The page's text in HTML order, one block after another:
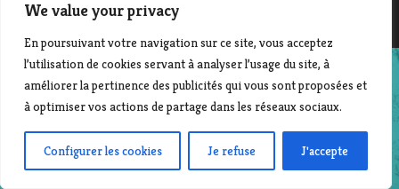
We value your privacy
En poursuivant votre navigation sur ce site, vous acceptez
l’utilisation de cookies servant à analyser l’usage du site, à
améliorer la pertinence des publicités qui vous sont proposées et
à optimiser vos actions de partage dans les réseaux sociaux.
Configurer les cookies Je refuse J'accepte
| Création & développement : Corinne Morvan
www.pro-file-design.com